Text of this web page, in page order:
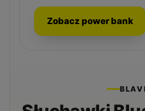
Zobacz power bank